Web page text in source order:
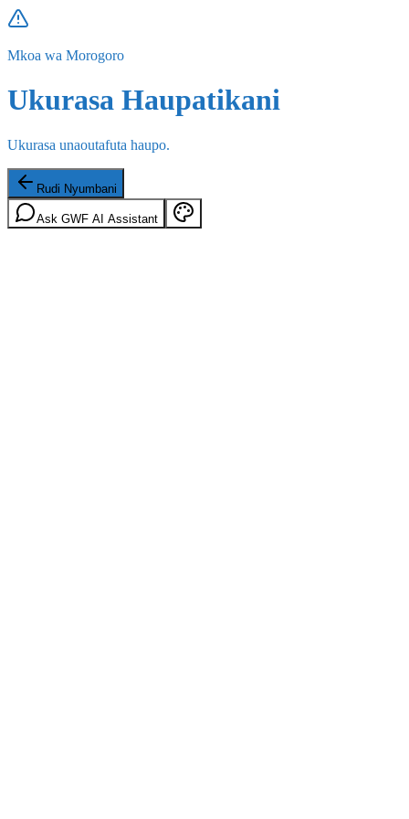
Mkoa wa Morogoro
Ukurasa Haupatikani
Ukurasa unaoutafuta haupo.
Rudi Nyumbani
Ask GWF AI Assistant